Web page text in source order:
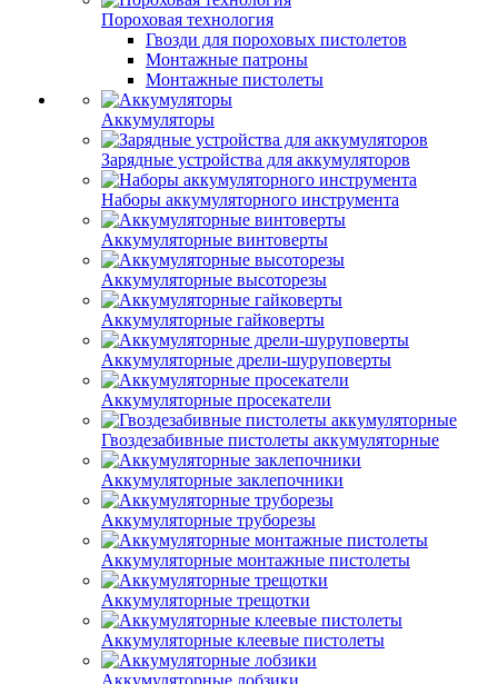
Пороховая технология
Гвозди для пороховых пистолетов
Монтажные патроны
Монтажные пистолеты
Аккумуляторы
Зарядные устройства для аккумуляторов
Наборы аккумуляторного инструмента
Аккумуляторные винтоверты
Аккумуляторные высоторезы
Аккумуляторные гайковерты
Аккумуляторные дрели-шуруповерты
Аккумуляторные просекатели
Гвоздезабивные пистолеты аккумуляторные
Аккумуляторные заклепочники
Аккумуляторные труборезы
Аккумуляторные монтажные пистолеты
Аккумуляторные трещотки
Аккумуляторные клеевые пистолеты
Аккумуляторные лобзики